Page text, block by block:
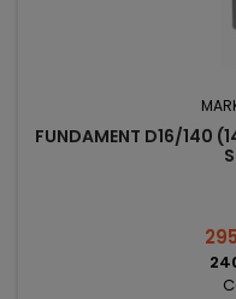
FUNDAMENT D16/